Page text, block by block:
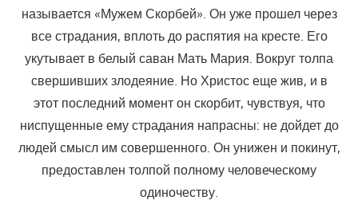
называется «Мужем Скорбей». Он уже прошел через
все страдания, вплоть до распятия на кресте. Его
укутывает в белый саван Мать Мария. Вокруг толпа
свершивших злодеяние. Но Христос еще жив, и в
этот последний момент он скорбит, чувствуя, что
ниспущенные ему страдания напрасны: не дойдет до
людей смысл им совершенного. Он унижен и покинут,
предоставлен толпой полному человеческому
одиночеству.